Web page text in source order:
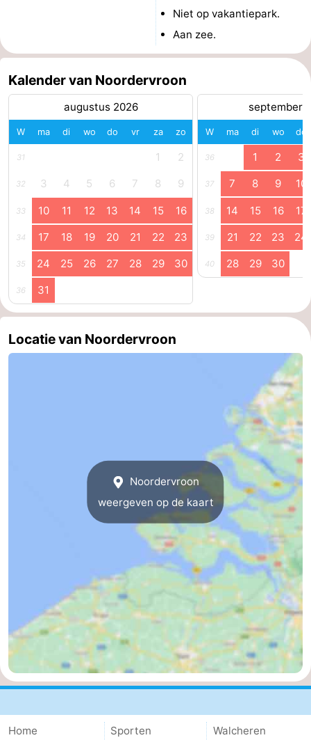
Niet op vakantiepark.
Aan zee.
Kalender van Noordervroon
augustus 2026
W ma di wo do vr za zo
31 1 2
32 3 4 5 6 7 8 9
33 10 11 12 13 14 15 16
34 17 18 19 20 21 22 23
35 24 25 26 27 28 29 30
36 31
september
W ma di wo do
36 1 2 3
37 7 8 9 10
38 14 15 16 17
39 21 22 23 24
40 28 29 30
Locatie van Noordervroon
Noordervroon
weergeven op de kaart
Home
Sporten
Walcheren